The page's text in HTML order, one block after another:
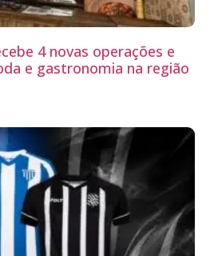
4 novas operações e
e gastronomia na região